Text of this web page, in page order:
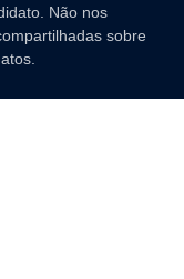
Não nos
sobre